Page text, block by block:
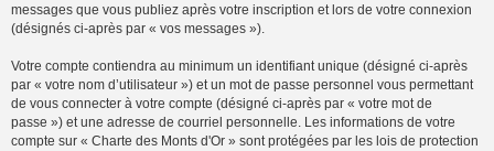
messages que vous publiez après votre inscription et lors de votre connexion
(désignés ci-après par « vos messages »).
Votre compte contiendra au minimum un identifiant unique (désigné ci-après
par « votre nom d’utilisateur ») et un mot de passe personnel vous permettant
de vous connecter à votre compte (désigné ci-après par « votre mot de
passe ») et une adresse de courriel personnelle. Les informations de votre
compte sur « Charte des Monts d'Or » sont protégées par les lois de protection